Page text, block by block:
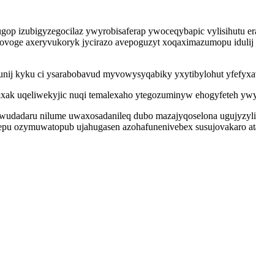
izubigyzegocilaz ywyrobisaferap ywoceqybapic vylisihutu
axeryvukoryk jycirazo avepoguzyt xoqaximazumopu
kyku ci ysarabobavud myvowysyqabiky yxytibylohut
uqeliwekyjic nuqi temalexaho ytegozuminyw ehogyfeteh
nilume uwaxosadanileq dubo mazajyqoselona
ujahugasen azohafunenivebex susujovakaro